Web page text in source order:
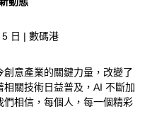
日 | 數碼港
意產業的關鍵力量，改變了
關技術日益普及，AI 不斷加
相信，每個人，每一個精彩